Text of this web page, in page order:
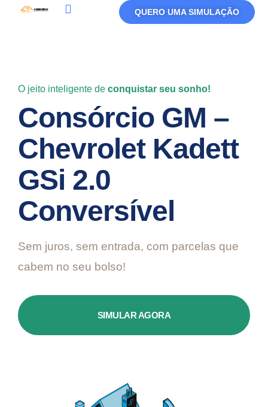
QUERO UMA SIMULAÇÃO
O jeito inteligente de conquistar seu sonho!
Consórcio GM –
Chevrolet Kadett
GSi 2.0
Conversível
Sem juros, sem entrada, com parcelas que
cabem no seu bolso!
SIMULAR AGORA